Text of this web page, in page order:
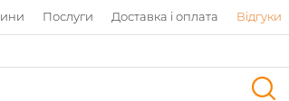
Послуги Доставка і оплата Відгуки